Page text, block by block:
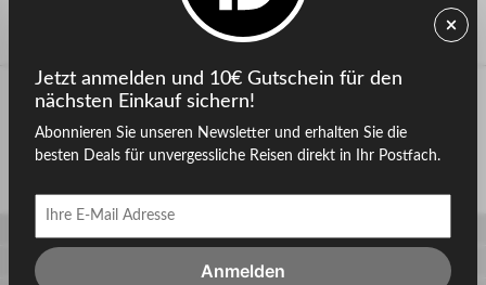
Die gesuchte Seite konnte nicht gefunden werden.
zurück zur Startseite
Gastgeber
Jetzt anmelden und 10€ Gutschein für den
nächsten Einkauf sichern!
Abonnieren Sie unseren Newsletter und erhalten Sie die
besten Deals für unvergessliche Reisen direkt in Ihr Postfach.
Anmelden